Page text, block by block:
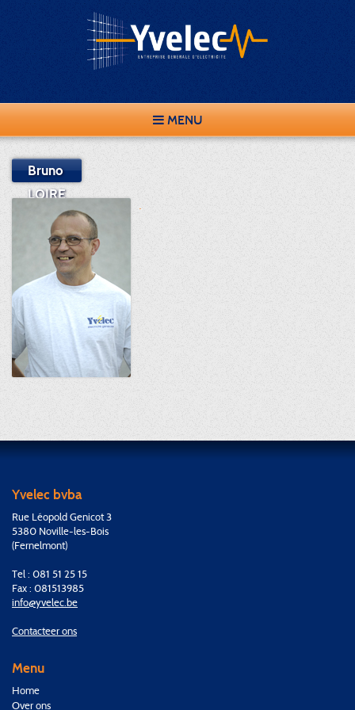
MENU
Bruno
LOIRE
Yvelec bvba
Rue Léopold Genicot 3
5380 Noville-les-Bois
(Fernelmont)
Tel : 081 51 25 15
Fax : 081513985
info@yvelec.be
Contacteer ons
Menu
Home
Over ons